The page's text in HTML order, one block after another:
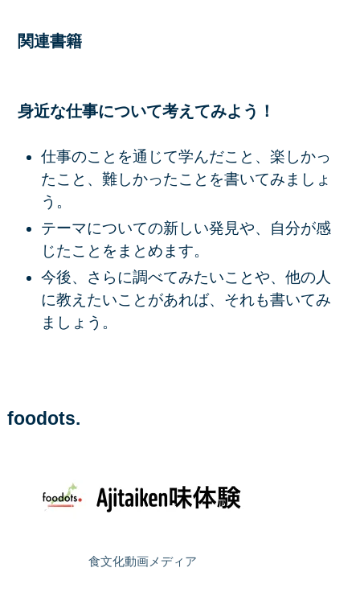
関連書籍
身近な仕事について考えてみよう！
仕事のことを通じて学んだこと、楽しかっ
たこと、難しかったことを書いてみましょ
う。
テーマについての新しい発見や、自分が感
じたことをまとめます。
今後、さらに調べてみたいことや、他の人
に教えたいことがあれば、それも書いてみ
ましょう。
foodots.
食文化動画メディア